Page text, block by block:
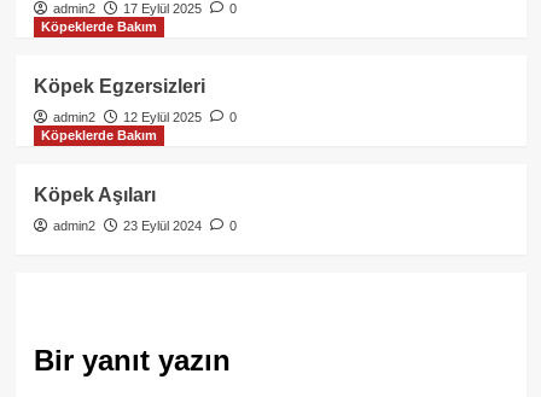
admin2 17 Eylül 2025
0
Köpeklerde Bakım
Köpek Egzersizleri
admin2 12 Eylül 2025
0
Köpeklerde Bakım
Köpek Aşıları
admin2 23 Eylül 2024 0
Bir yanıt yazın